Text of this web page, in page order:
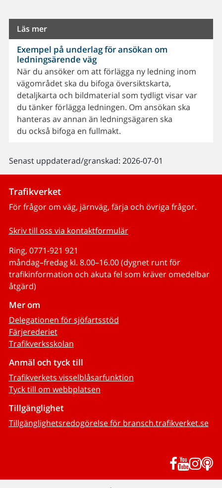
Läs mer
Exempel på underlag för ansökan om
ledningsärende väg
När du ansöker om att förlägga ny ledning inom
vägområdet ska du bifoga översiktskarta,
detaljkarta och bildmaterial som tydligt visar var
du tänker förlägga ledningen. Om ansökan ska
hanteras av annan än ledningsägaren ska
du också bifoga en fullmakt.
Senast uppdaterad/granskad: 2026-07-01
Trafikverket
För frågor om väg, järnväg, färja och övriga frågor.
Skriv till oss via kontaktformulär
Ring, 0771-921 921
måndag–fredag kl. 8.00–16.00 (dygnet runt för
trafikinformation och akuta fel som kräver omedelbar
åtgärd)
Mer om
Delegationen för sjöfartsstöd
Färjerederiet
Trafikverksskolan
Anmäl och tyck till
Trafikverkets visselblåsarfunktion
Tyck till om webbplatsen
Tillgänglighet
Tillgänglighetsredogörelse för bransch.trafikverket.se
Facebook
YouTube